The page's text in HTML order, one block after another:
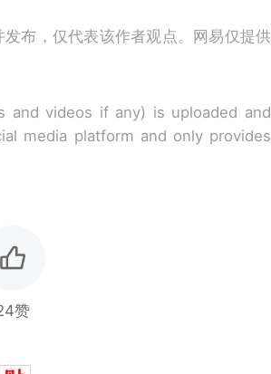
布，仅代表该作者观点。网易仅提供
and videos if any) is uploaded and
media platform and only provides
赞